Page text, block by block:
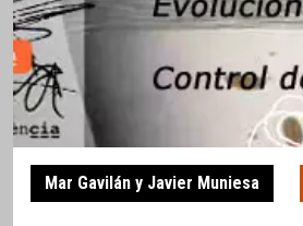
Mar Gavilán y Javier Muniesa